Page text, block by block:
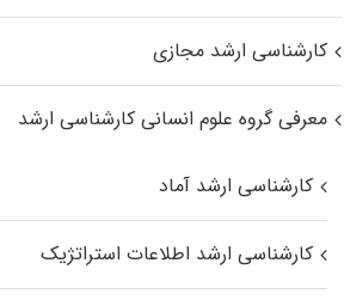
کارشناسی ارشد مجازی
معرفی گروه علوم انسانی کارشناسی ارشد
کارشناسی ارشد آماد
کارشناسی ارشد اطلاعات استراتژیک